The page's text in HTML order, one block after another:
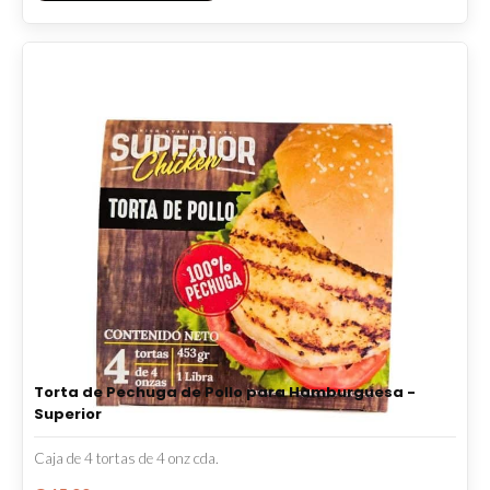
Torta de Pechuga de Pollo para Hamburguesa -
Superior
Caja de 4 tortas de 4 onz cda.